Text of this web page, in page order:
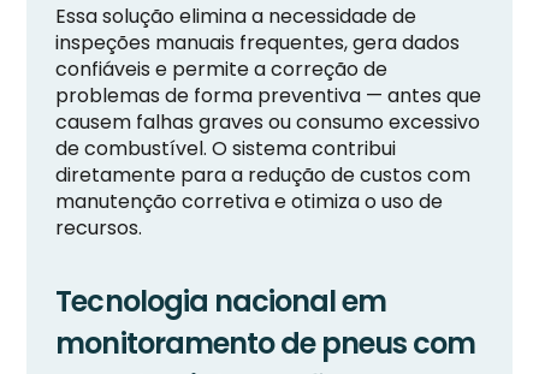
Essa solução elimina a necessidade de
inspeções manuais frequentes, gera dados
confiáveis e permite a correção de
problemas de forma preventiva — antes que
causem falhas graves ou consumo excessivo
de combustível. O sistema contribui
diretamente para a redução de custos com
manutenção corretiva e otimiza o uso de
recursos.
Tecnologia nacional em
monitoramento de pneus com